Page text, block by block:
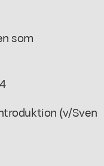
som
(v/Sven